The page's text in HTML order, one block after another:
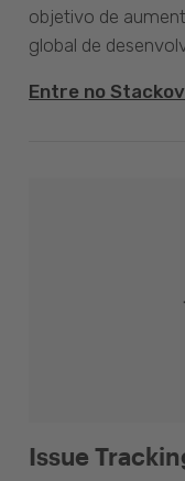
objetivo de
global de
Entre no
Issue